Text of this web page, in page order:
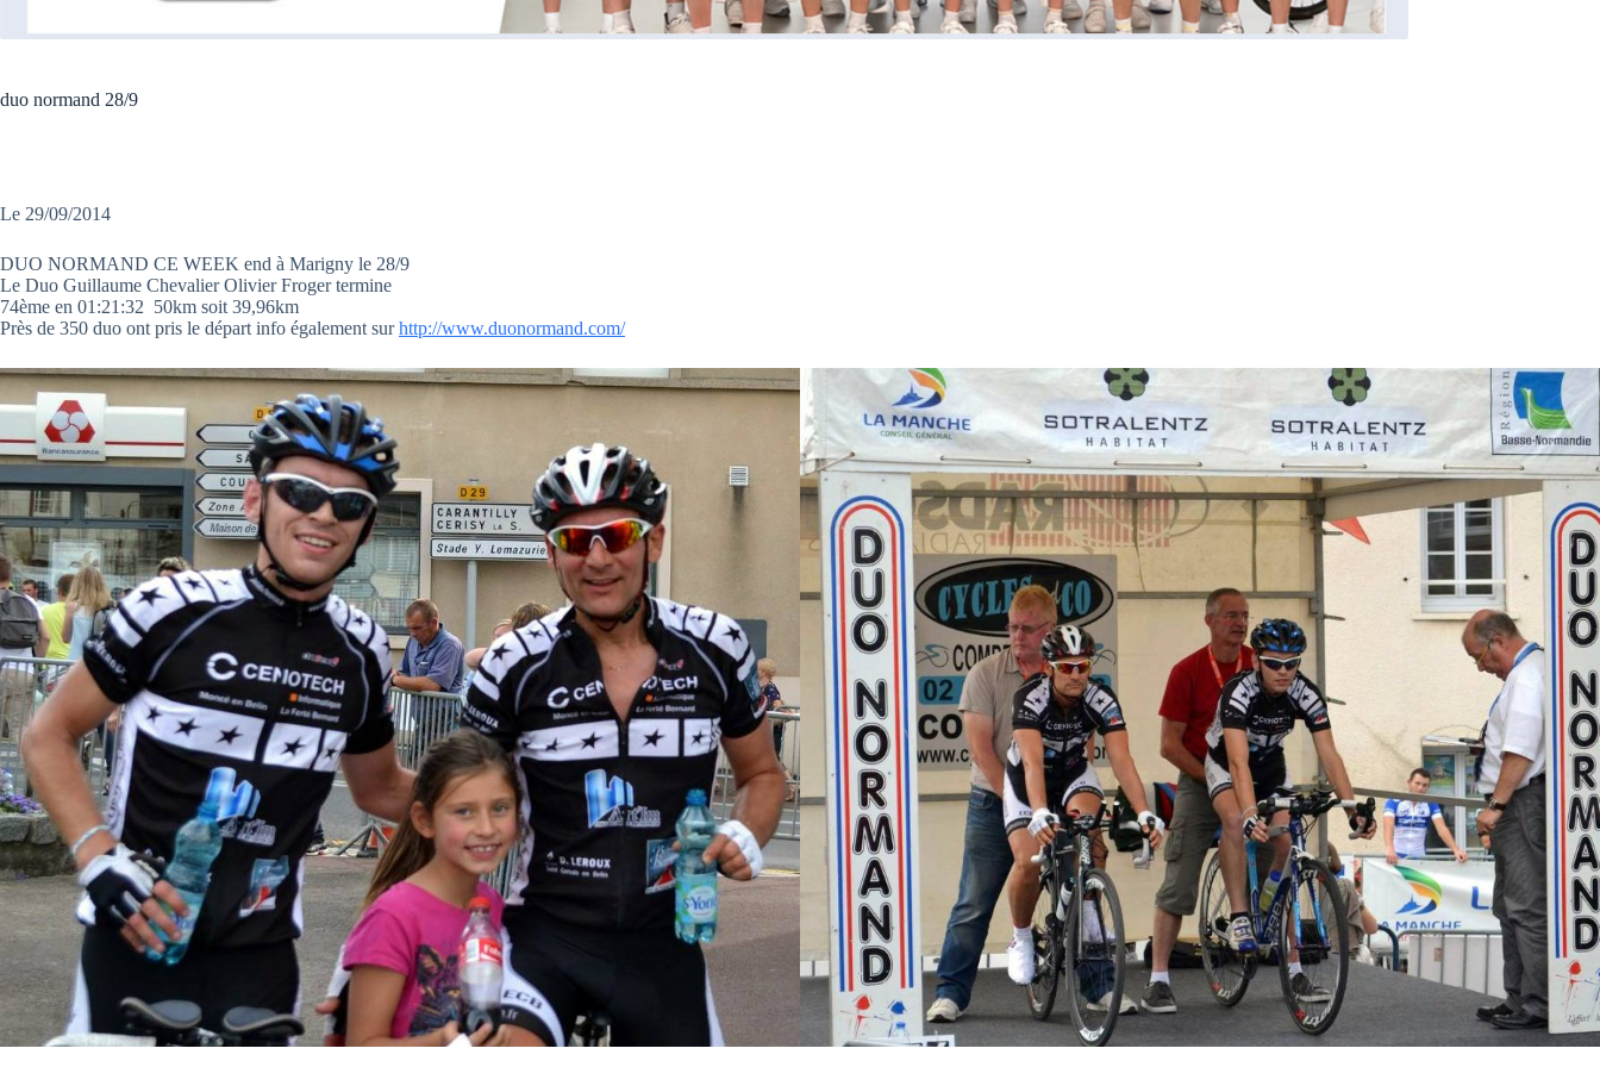
duo normand 28/9
Le 29/09/2014
DUO NORMAND CE WEEK end à Marigny le 28/9
Le Duo Guillaume Chevalier Olivier Froger termine
74ème en 01:21:32 50km soit 39,96km
Près de 350 duo ont pris le départ info également surhttp://www.duonormand.com/